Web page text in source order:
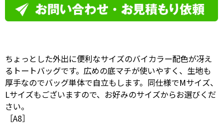
ちょっとした外出に便利なサイズのバイカラー配色が冴え
るトートバッグです。広めの底マチが使いやすく、生地も
厚手なのでバッグ単体で自立もします。同仕様でMサイズ、
Lサイズもございますので、お好みのサイズからお選びくだ
さい。
［A8］